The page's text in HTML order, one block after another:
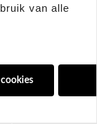
van alle
cookies